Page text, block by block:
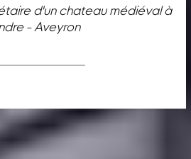
d'un chateau médiéval à
- Aveyron